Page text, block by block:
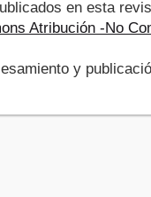
en esta
Atribución -No
y